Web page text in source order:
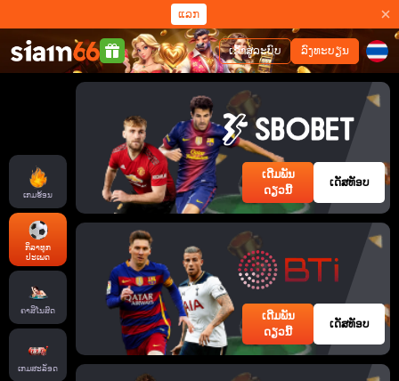
ແລກ
ລົງທະບຽນ
ເຂົ້າສູ່ລະບົບ
ເກມຮ້ອນ
ກິລາທຸກ
ປະເພດ
ຄາສິໂນສົດ
ເກມສະລັອດ
ເດີມພັນ
ດຽວນີ້
ເດັສທັອບ
ເດີມພັນ
ດຽວນີ້
ເດັສທັອບ